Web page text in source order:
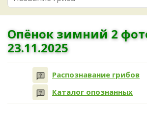
Опёнок зимний 2
23.11.2025
Распознавание грибов
Каталог опознанных